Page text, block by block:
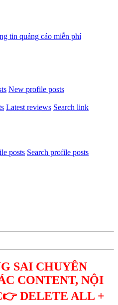
New profile posts
Latest reviews Search link
posts Search profile posts
SAI CHUYÊN
CONTENT, NỘI
DELETE ALL +